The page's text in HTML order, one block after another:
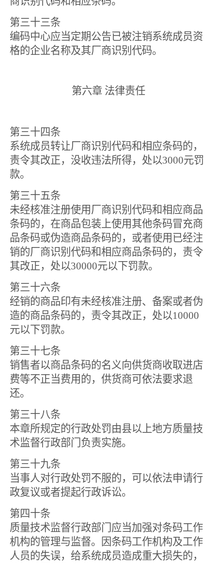
第三十三条
编码中心应当定期公告已被注销系统成员资
格的企业名称及其厂商识别代码。
第六章 法律责任
第三十四条
系统成员转让厂商识别代码和相应条码的，
责令其改正，没收违法所得，处以3000元罚
款。
第三十五条
未经核准注册使用厂商识别代码和相应商品
条码的，在商品包装上使用其他条码冒充商
品条码或伪造商品条码的，或者使用已经注
销的厂商识别代码和相应商品条码的，责令
其改正，处以30000元以下罚款。
第三十六条
经销的商品印有未经核准注册、备案或者伪
造的商品条码的，责令其改正，处以10000
元以下罚款。
第三十七条
销售者以商品条码的名义向供货商收取进店
费等不正当费用的，供货商可依法要求退
还。
第三十八条
本章所规定的行政处罚由县以上地方质量技
术监督行政部门负责实施。
第三十九条
当事人对行政处罚不服的，可以依法申请行
政复议或者提起行政诉讼。
第四十条
质量技术监督行政部门应当加强对条码工作
机构的管理与监督。因条码工作机构及工作
人员的失误，给系统成员造成重大损失的，